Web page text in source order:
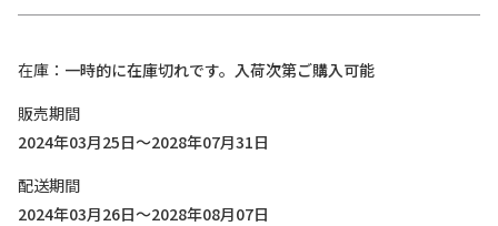
在庫
一時的に在庫切れです。入荷次第ご購入可能
販売期間
2024年03月25日～2028年07月31日
配送期間
2024年03月26日～2028年08月07日